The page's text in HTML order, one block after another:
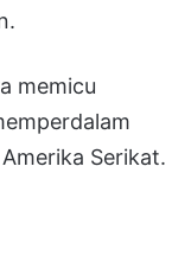
memicu
Serikat.